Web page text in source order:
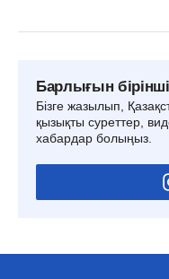
Барлығын
Бізге жазылып,
қызықты суреттер,
хабардар болыңыз.